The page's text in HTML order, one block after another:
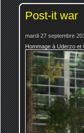
Post-it war
mardi 27 septembre
Hommage à Uderzo et